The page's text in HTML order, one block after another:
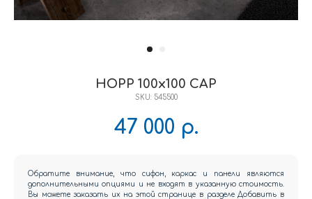
HOPP 100x100 CAP
SKU: 545500
47 000 р.
Обратите внимание, что сифон, каркас и панели являются
дополнительными опциями и не входят в указанную стоимость.
Вы можете заказать их на этой странице в разделе Добавить в